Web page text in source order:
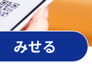
みせる